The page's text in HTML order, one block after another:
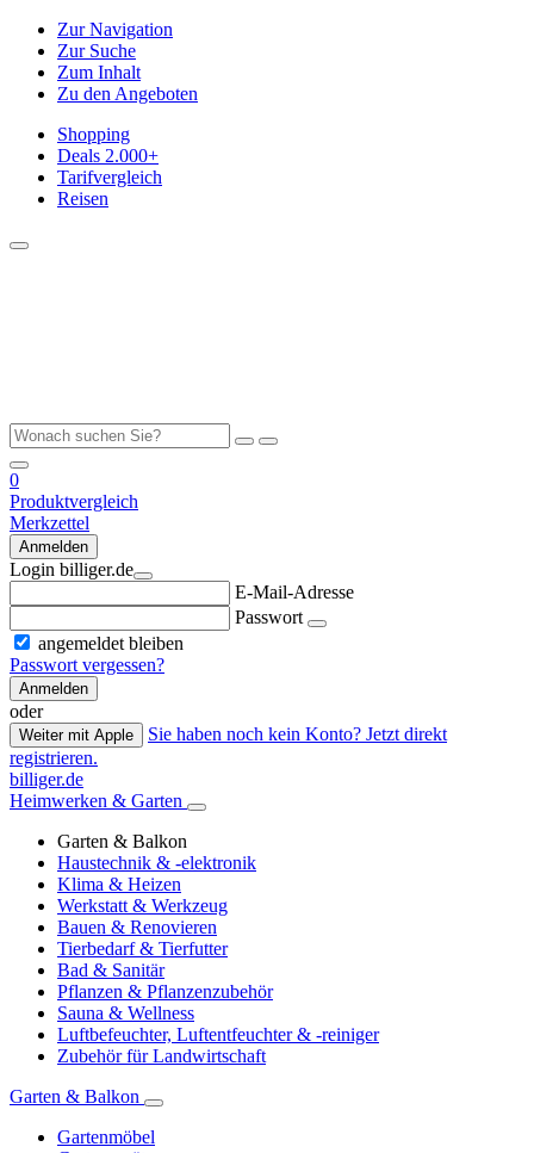
Zur Navigation
Zur Suche
Zum Inhalt
Zu den Angeboten
Shopping
Deals 2.000+
Tarifvergleich
Reisen
0
Produktvergleich
Merkzettel
Anmelden
Login billiger.de
E-Mail-Adresse
Passwort
angemeldet bleiben
Passwort vergessen?
Anmelden
oder
Weiter mit Apple
Sie haben noch kein Konto? Jetzt direkt
registrieren.
billiger.de
Heimwerken & Garten
Garten & Balkon
Haustechnik & -elektronik
Klima & Heizen
Werkstatt & Werkzeug
Bauen & Renovieren
Tierbedarf & Tierfutter
Bad & Sanitär
Pflanzen & Pflanzenzubehör
Sauna & Wellness
Luftbefeuchter, Luftentfeuchter & -reiniger
Zubehör für Landwirtschaft
Garten & Balkon
Gartenmöbel